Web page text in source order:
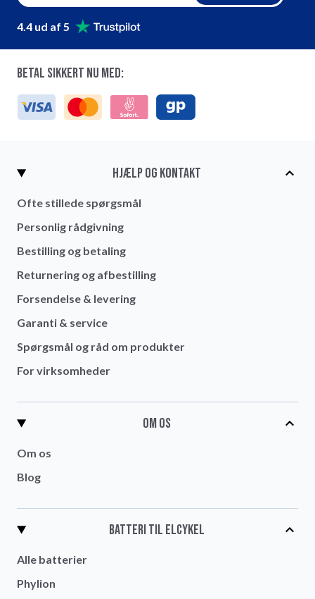
4.4 ud af 5
Betal sikkert nu med:
Hjælp og kontakt
Ofte stillede spørgsmål
Personlig rådgivning
Bestilling og betaling
Returnering og afbestilling
Forsendelse & levering
Garanti & service
Spørgsmål og råd om produkter
For virksomheder
Om os
Om os
Blog
Batteri til elcykel
Alle batterier
Phylion